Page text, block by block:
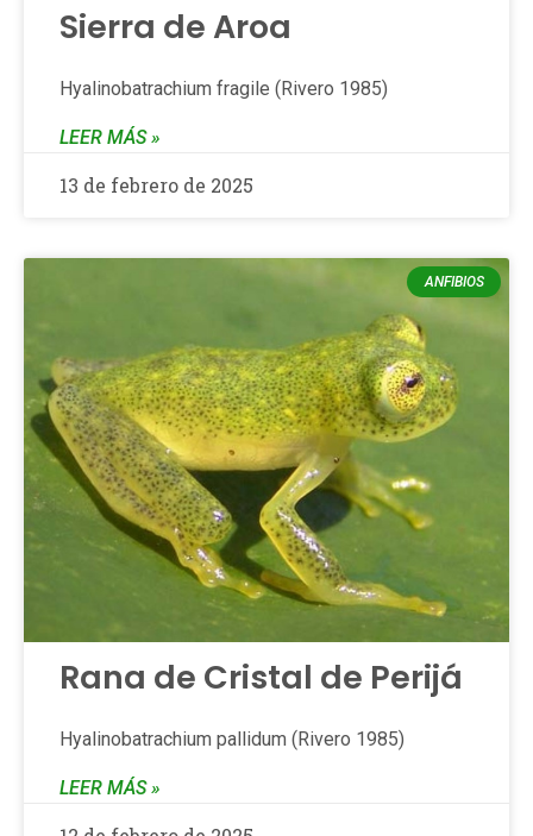
Sierra de Aroa
Hyalinobatrachium fragile (Rivero 1985)
LEER MÁS »
13 de febrero de 2025
ANFIBIOS
Rana de Cristal de Perijá
Hyalinobatrachium pallidum (Rivero 1985)
LEER MÁS »